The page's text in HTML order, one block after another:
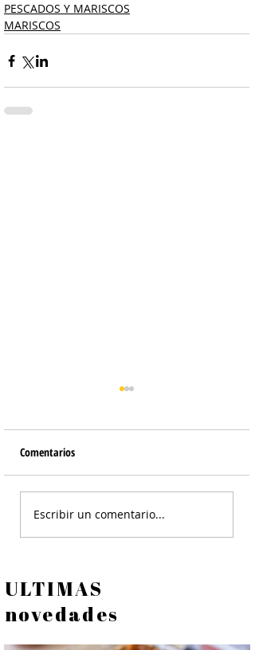
PESCADOS Y MARISCOS
MARISCOS
Arroz con Mariscos
Comentarios
Escribir un comentario...
ULTIMAS
novedades